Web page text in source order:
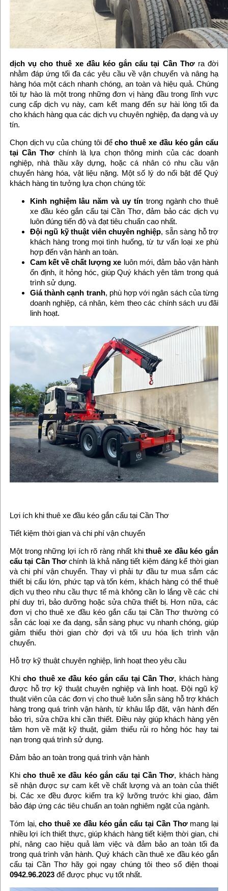
dịch vụ cho thuê xe đầu kéo gắn cẩu tại Cần Thơra đời
nhằm đáp ứng tối đa các yêu cầu về vận chuyển và nâng hạ
hàng hóa một cách nhanh chóng, an toàn và hiệu quả. Chúng
tôi tự hào là một trong những đơn vị hàng đầu trong lĩnh vực
cung cấp dịch vụ này, cam kết mang đến sự hài lòng tối đa
cho khách hàng qua các dịch vụ chuyên nghiệp, đa dạng và uy
tín.
Chọn dịch vụ của chúng tôi đểcho thuê xe đầu kéo gắn cẩu
tại Cần Thơ chính là lựa chọn thông minh của các doanh
nghiệp, nhà thầu xây dựng, hoặc cá nhân có nhu cầu vận
chuyển hàng hóa, vật liệu nặng. Một số lý do nổi bật để Quý
khách hàng tin tưởng lựa chọn chúng tôi:
Kinh nghiệm lâu năm và uy tíntrong ngành cho thuê
xe đầu kéo gắn cẩu tại Cần Thơ, đảm bảo các dịch vụ
luôn đúng tiến độ và đạt tiêu chuẩn cao nhất.
Đội ngũ kỹ thuật viên chuyên nghiệp, sẵn sàng hỗ trợ
khách hàng trong mọi tình huống, từ tư vấn loại xe phù
hợp đến vận hành an toàn.
Cam kết về chất lượng xe luôn mới, đảm bảo vận hành
ổn định, ít hỏng hóc, giúp Quý khách yên tâm trong quá
trình sử dụng.
Giá thành cạnh tranh, phù hợp với ngân sách của từng
doanh nghiệp, cá nhân, kèm theo các chính sách ưu đãi
linh hoạt.
Lợi ích khi thuê xe đầu kéo gắn cẩu tại Cần Thơ
Tiết kiệm thời gian và chi phí vận chuyển
Một trong những lợi ích rõ ràng nhất khithuê xe đầu kéo gắn
cẩu tại Cần Thơ chính là khả năng tiết kiệm đáng kể thời gian
và chi phí vận chuyển. Thay vì phải tự đầu tư mua sắm các
thiết bị cẩu lớn, phức tạp và tốn kém, khách hàng có thể thuê
dịch vụ theo nhu cầu thực tế mà không cần lo lắng về các chi
phí duy trì, bảo dưỡng hoặc sửa chữa thiết bị. Hơn nữa, các
đơn vị cho thuê xe đầu kéo gắn cẩu tại Cần Thơ thường có
sẵn các loại xe đa dạng, sẵn sàng phục vụ nhanh chóng, giúp
giảm thiểu thời gian chờ đợi và tối ưu hóa lịch trình vận
chuyển.
Hỗ trợ kỹ thuật chuyên nghiệp, linh hoạt theo yêu cầu
Khicho thuê xe đầu kéo gắn cẩu tại Cần Thơ, khách hàng
được hỗ trợ kỹ thuật chuyên nghiệp và linh hoạt. Đội ngũ kỹ
thuật viên của các đơn vị cho thuê luôn sẵn sàng hỗ trợ khách
hàng trong quá trình vận hành, từ khâu lắp đặt, vận hành đến
bảo trì, sửa chữa khi cần thiết. Điều này giúp khách hàng yên
tâm hơn về mặt kỹ thuật, giảm thiểu rủi ro hỏng hóc hay tai
nạn trong quá trình sử dụng.
Đảm bảo an toàn trong quá trình vận hành
Khicho thuê xe đầu kéo gắn cẩu tại Cần Thơ, khách hàng
sẽ nhận được sự cam kết về chất lượng và an toàn của thiết
bị. Các xe đều được kiểm tra kỹ lưỡng trước khi giao, đảm
bảo đáp ứng các tiêu chuẩn an toàn nghiêm ngặt của ngành.
Tóm lại,cho thuê xe đầu kéo gắn cẩu tại Cần Thơmang lại
nhiều lợi ích thiết thực, giúp khách hàng tiết kiệm thời gian, chi
phí, nâng cao hiệu quả làm việc và đảm bảo an toàn tối đa
trong quá trình vận hành. Quý khách cần thuê xe đầu kéo gắn
cẩu tại Cần Thơ hãy gọi ngay chúng tôi theo số điện thoại
0942.96.2023để được phục vụ tốt nhất.